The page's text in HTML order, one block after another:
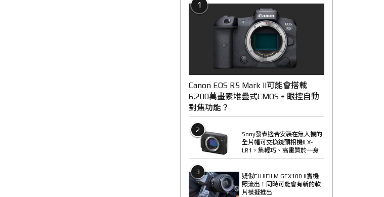
1
Canon EOS R5 Mark II可能會搭載
6,200萬畫素堆疊式CMOS + 眼控自動
對焦功能？
2
Sony發表適合安裝在無人機的
全片幅可交換鏡頭相機ILX-
LR1，集輕巧、高畫質於一身
3
疑似FUJIFILM GFX100 II實機
照流出！同時可能會有新的軟
片模擬推出